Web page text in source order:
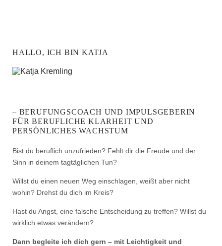
HALLO, ICH BIN KATJA
– BERUFUNGSCOACH UND IMPULSGEBERIN
FÜR BERUFLICHE KLARHEIT UND
PERSÖNLICHES WACHSTUM
Bist du beruflich unzufrieden? Fehlt dir die Freude und der
Sinn in deinem tagtäglichen Tun?
Willst du einen neuen Weg einschlagen, weißt aber nicht
wohin? Drehst du dich im Kreis?
Hast du Angst, eine falsche Entscheidung zu treffen? Willst du
wirklich etwas verändern?
Dann begleite ich dich gern – mit Leichtigkeit und